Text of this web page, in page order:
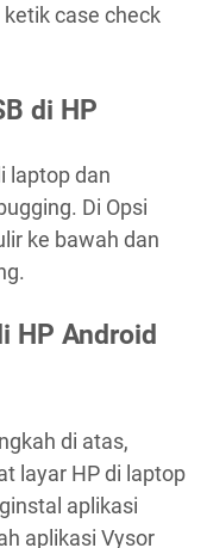
case check
di HP
laptop dan
Di Opsi
ke bawah dan
HP Android
di atas,
layar HP di laptop
aplikasi
aplikasi Vysor